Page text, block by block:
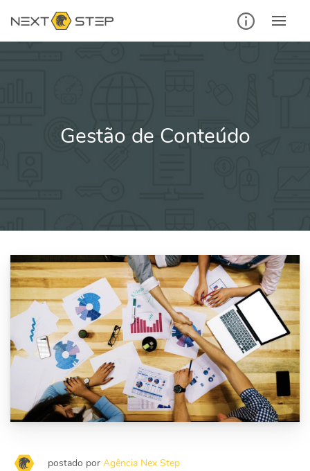
para
Gestão de Conteúdo
postado por Agência Nex Step